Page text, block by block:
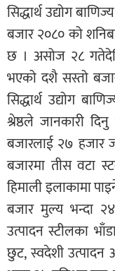
सिद्धार्थ उद्योग
बजार २०८० को
छ । असोज २८
भएको दशै सस्तो
सिद्धार्थ उद्योग
श्रेष्ठले जानकारी
बजारलाई २७
बजारमा तीस वटा
हिमाली इलाकामा
बजार मुल्य भन्दा
उत्पादन स्टीलका
छुट, स्वदेशी उत्पादन